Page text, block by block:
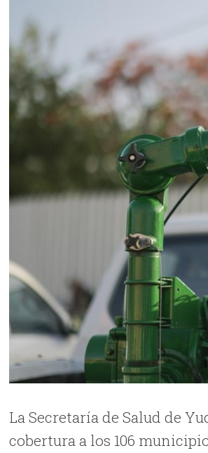
La Secretaría de Salud de
cobertura a los 106